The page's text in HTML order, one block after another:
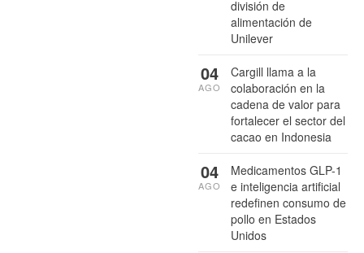
división de
alimentación de
Unilever
Cargill llama a la
colaboración en la
cadena de valor para
fortalecer el sector del
cacao en Indonesia
04
AGO
Medicamentos GLP-1
e inteligencia artificial
redefinen consumo de
pollo en Estados
Unidos
04
AGO